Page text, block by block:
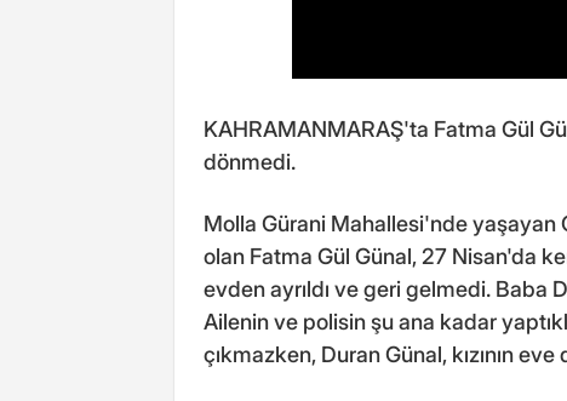
KAHRAMANMARAŞ'ta Fatma Gül
dönmedi.
Molla Gürani Mahallesi'nde
olan Fatma Gül Günal, 27 Nisan'da
evden ayrıldı ve geri gelmedi. Baba
Ailenin ve polisin şu ana kadar
çıkmazken, Duran Günal, kızının